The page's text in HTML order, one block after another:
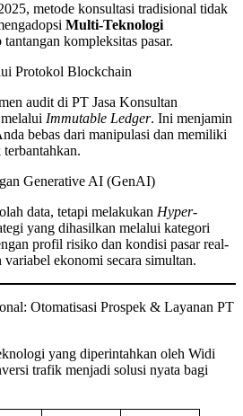
metode konsultasi tradisional tidak
Multi-Teknologi
kompleksitas pasar.
Protokol Blockchain
audit di PT Jasa Konsultan
Immutable Ledger. Ini menjamin
bebas dari manipulasi dan memiliki
Generative AI (GenAI)
data, tetapi melakukan Hyper-
yang dihasilkan melalui kategori
profil risiko dan kondisi pasar real-
ekonomi secara simultan.
Otomatisasi Prospek & Layanan PT
yang diperintahkan oleh Widi
trafik menjadi solusi nyata bagi